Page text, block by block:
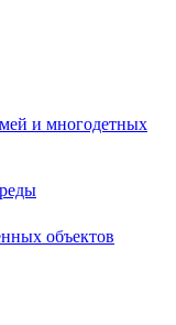
и многодетных
объектов